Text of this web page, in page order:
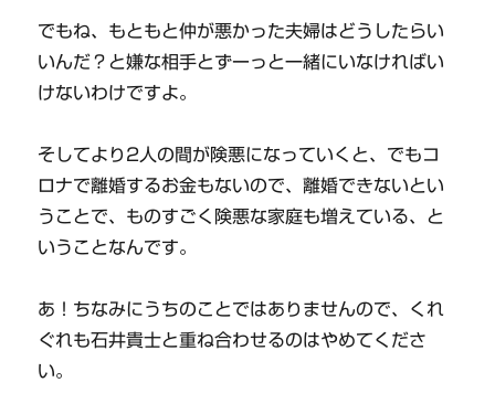
でもね、もともと仲が悪かった夫婦はどうしたらい
いんだ？と嫌な相手とずーっと一緒にいなければい
けないわけですよ。
そしてより2人の間が険悪になっていくと、でもコ
ロナで離婚するお金もないので、離婚できないとい
うことで、ものすごく険悪な家庭も増えている、と
いうことなんです。
あ！ちなみにうちのことではありませんので、くれ
ぐれも石井貴士と重ね合わせるのはやめてくださ
い。